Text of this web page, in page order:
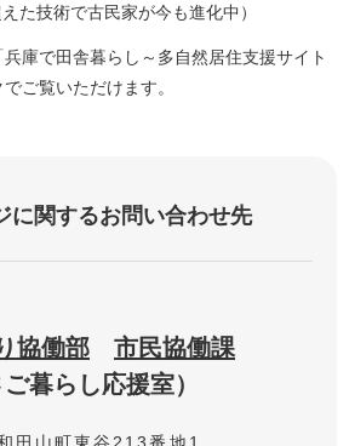
た技術で古民家が今も進化中）
庫で田舎暮らし～多自然居住支援サイト
ご覧いただけます。
に関するお問い合わせ先
協働部
市民協働課
ご暮らし応援室
田山町東谷213番地1